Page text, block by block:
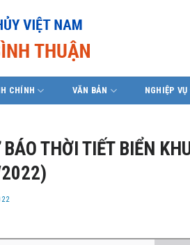
CHÍNH VĂN BẢN NGHIỆP VỤ
THỜI TIẾT BIỂN